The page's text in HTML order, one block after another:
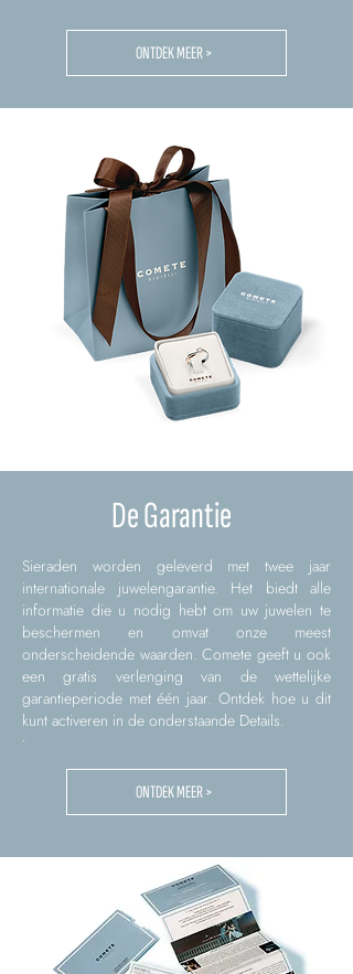
ONTDEK MEER >
De Garantie
Sieraden worden geleverd met twee jaar
internationale juwelengarantie. Het biedt alle
informatie die u nodig hebt om uw juwelen te
beschermen en omvat onze meest
onderscheidende waarden. Comete geeft u ook
een gratis verlenging van de wettelijke
garantieperiode met één jaar. Ontdek hoe u dit
kunt activeren in de onderstaande Details.
ONTDEK MEER >